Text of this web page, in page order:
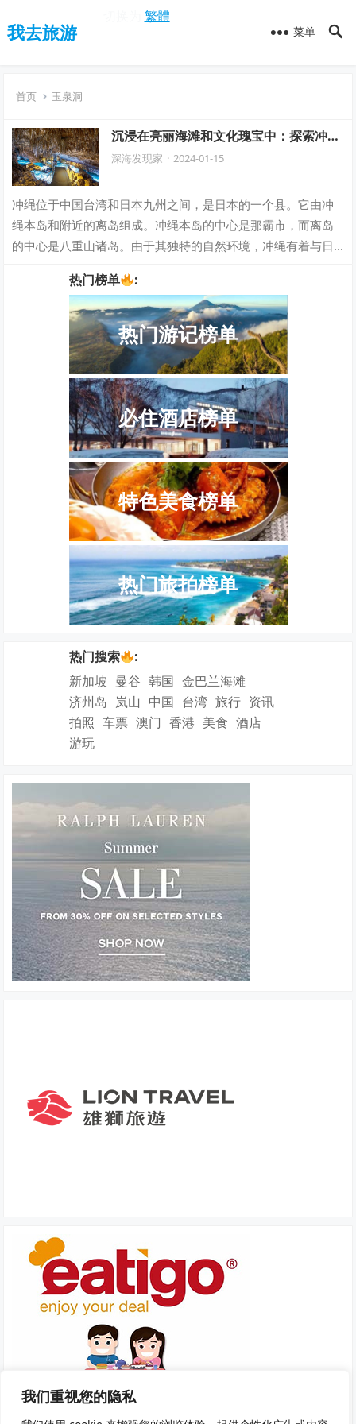
我们重视您的隐私
繁體
我去旅游 菜单
首页 玉泉洞
沉浸在亮丽海滩和文化瑰宝中：探索冲绳
的终极旅游指南
深海发现家 · 2024-01-15
冲绳位于中国台湾和日本九州之间，是日本的一个县。它由冲
绳本岛和附近的离岛组成。冲绳本岛的中心是那霸市，而离岛
的中心是八重山诸岛。由于其独特的自然环境，冲绳有着与日
热门榜单 :
热门游记榜单
必住酒店榜单
特色美食榜单
热门旅拍榜单
热门搜索
:
新加坡 曼谷 韩国 金巴兰海滩
济州岛 岚山 中国 台湾 旅行 资讯
拍照 车票 澳门 香港 美食 酒店
游玩